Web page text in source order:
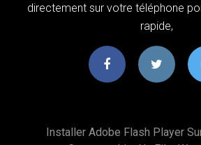
directement sur votre téléphone
rapide,
Installer Adobe Flash Player